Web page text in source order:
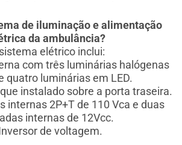
de iluminação e alimentação
da ambulância?
elétrico inclui:
com três luminárias halógenas
quatro luminárias em LED.
instalado sobre a porta traseira.
internas 2P+T de 110 Vca e duas
internas de 12Vcc.
de voltagem.